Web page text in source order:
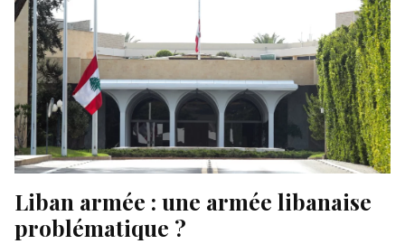
Liban armée : une armée libanaise
problématique ?